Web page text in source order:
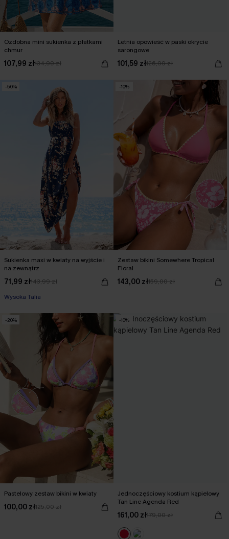
Ozdobna mini sukienka z płatkami
chmur
107,99 zł134,99 zł
Letnia opowieść w paski okrycie
sarongowe
101,59 zł126,99 zł
-50%
Sukienka maxi w kwiaty na wyjście i
na zewnątrz
71,99 zł143,99 zł
Wysoka Talia
-10%
Zestaw bikini Somewhere Tropical
Floral
143,00 zł159,00 zł
-20%
Pastelowy zestaw bikini w kwiaty
100,00 zł125,00 zł
-10%
Jednoczęściowy kostium kąpielowy
Tan Line Agenda Red
161,00 zł179,00 zł